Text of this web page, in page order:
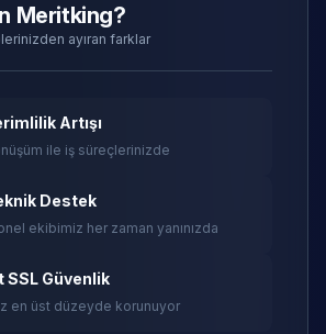
Meritking?
ayıran farklar
Artışı
ile iş süreçlerinizde
Destek
ekibimiz her zaman yanınızda
SSL Güvenlik
en üst düzeyde korunuyor